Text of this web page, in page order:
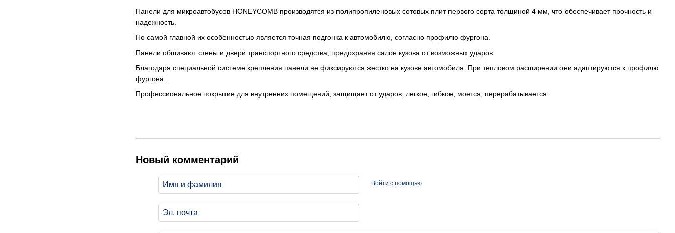
Панели для микроавтобусов HONEYCOMB производятся из полипропиленовых сотовых плит первого сорта толщиной 4 мм, что обеспечивает прочность и
надежность.
Но самой главной их особенностью является точная подгонка к автомобилю, согласно профилю фургона.
Панели обшивают стены и двери транспортного средства, предохраняя салон кузова от возможных ударов.
Благодаря специальной системе крепления панели не фиксируются жестко на кузове автомобиля. При тепловом расширении они адаптируются к профилю
фургона.
Профессиональное покрытие для внутренних помещений, защищает от ударов, легкое, гибкое, моется, перерабатывается.
Новый комментарий
Войти с помощью